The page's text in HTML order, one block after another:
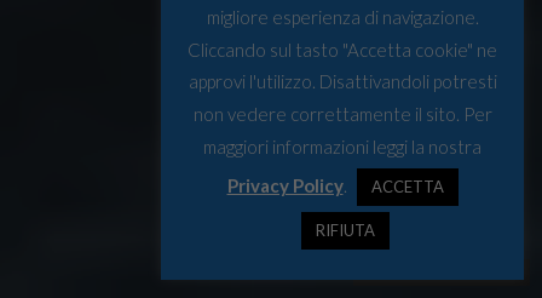
migliore esperienza di navigazione.
Cliccando sul tasto "Accetta cookie" ne
approvi l'utilizzo. Disattivandoli potresti
non vedere correttamente il sito. Per
maggiori informazioni leggi la nostra
Privacy Policy. ACCETTA
RIFIUTA